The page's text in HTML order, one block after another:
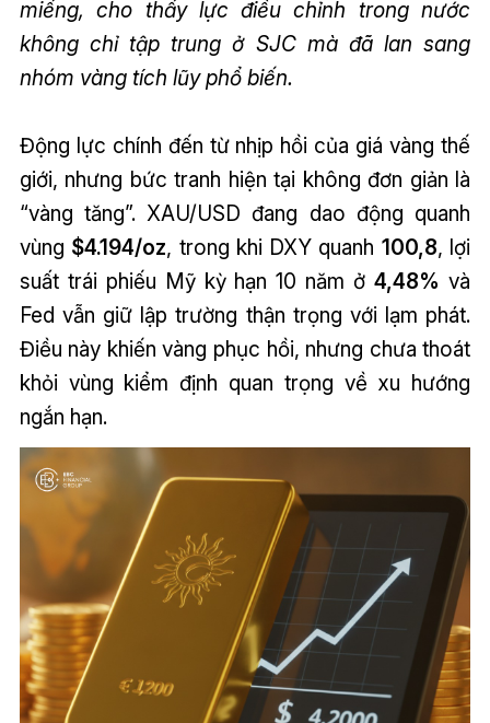
miếng, cho thấy lực điều chỉnh trong nước
không chỉ tập trung ở SJC mà đã lan sang
nhóm vàng tích lũy phổ biến.
Động lực chính đến từ nhịp hồi của giá vàng thế
giới, nhưng bức tranh hiện tại không đơn giản là
“vàng tăng”. XAU/USD đang dao động quanh
vùng $4.194/oz, trong khi DXY quanh 100,8, lợi
suất trái phiếu Mỹ kỳ hạn 10 năm ở4,48% và
Fed vẫn giữ lập trường thận trọng với lạm phát.
Điều này khiến vàng phục hồi, nhưng chưa thoát
khỏi vùng kiểm định quan trọng về xu hướng
ngắn hạn.